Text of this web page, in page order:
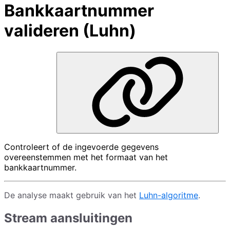
Bankkaartnummer
valideren (Luhn)
Controleert of de ingevoerde gegevens
overeenstemmen met het formaat van het
bankkaartnummer.
De analyse maakt gebruik van het Luhn-algoritme.
Stream aansluitingen